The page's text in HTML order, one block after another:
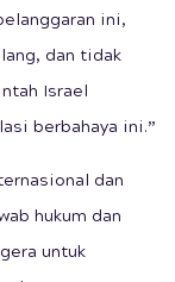
ini,
dan tidak
Israel
berbahaya ini.”
dan
hukum dan
untuk